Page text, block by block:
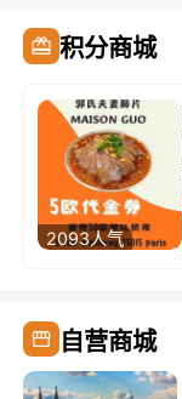
积分商城
2093人气
自营商城